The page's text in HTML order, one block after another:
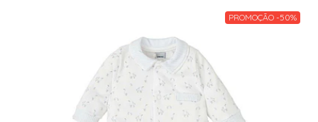
PROMOÇÃO -50%